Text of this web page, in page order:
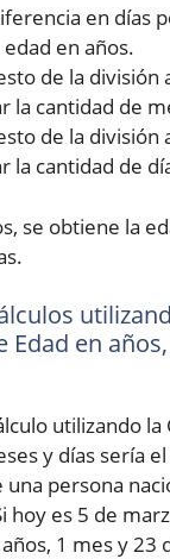
en días
en años.
de la división
la cantidad de
de la división
la cantidad de
se obtiene la
Edad en
utilizando la
y días sería
persona
hoy es 5 de
1 mes y 23